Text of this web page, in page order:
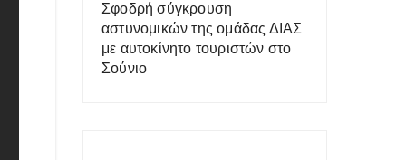
Σφοδρή σύγκρουση
αστυνομικών της ομάδας ΔΙΑΣ
με αυτοκίνητο τουριστών στο
Σούνιο